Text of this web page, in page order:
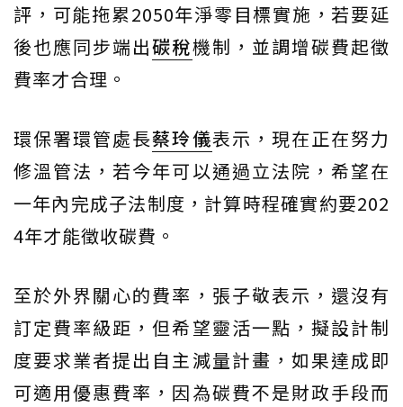
評，可能拖累2050年淨零目標實施，若要延
後也應同步端出碳稅機制，並調增碳費起徵
費率才合理。
環保署環管處長蔡玲儀表示，現在正在努力
修溫管法，若今年可以通過立法院，希望在
一年內完成子法制度，計算時程確實約要202
4年才能徵收碳費。
至於外界關心的費率，張子敬表示，還沒有
訂定費率級距，但希望靈活一點，擬設計制
度要求業者提出自主減量計畫，如果達成即
可適用優惠費率，因為碳費不是財政手段而